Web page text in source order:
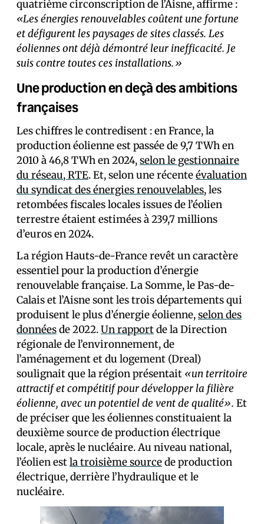
quatrième circonscription de l’Aisne, affirme :
«Les énergies renouvelables coûtent une fortune
et défigurent les paysages de sites classés. Les
éoliennes ont déjà démontré leur inefficacité. Je
suis contre toutes ces installations.»
Une production en deçà des ambitions
françaises
Les chiffres le contredisent : en France, la
production éolienne est passée de 9,7 TWh en
2010 à 46,8 TWh en 2024,selon le gestionnaire
du réseau, RTE. Et, selon une récenteévaluation
du syndicat des énergies renouvelables, les
retombées fiscales locales issues de l’éolien
terrestre étaient estimées à 239,7 millions
d’euros en 2024.
La région Hauts-de-France revêt un caractère
essentiel pour la production d’énergie
renouvelable française. La Somme, le Pas-de-
Calais et l’Aisne sont les trois départements qui
produisent le plus d’énergie éolienne,selon des
donnéesde 2022.Un rapportde la Direction
régionale de l’environnement, de
l’aménagement et du logement (Dreal)
soulignait que la région présentait «un territoire
attractif et compétitif pour développer la filière
éolienne, avec un potentiel de vent de qualité». Et
de préciser que les éoliennes constituaient la
deuxième source de production électrique
locale, après le nucléaire. Au niveau national,
l’éolien estla troisième sourcede production
électrique, derrière l’hydraulique et le
nucléaire.